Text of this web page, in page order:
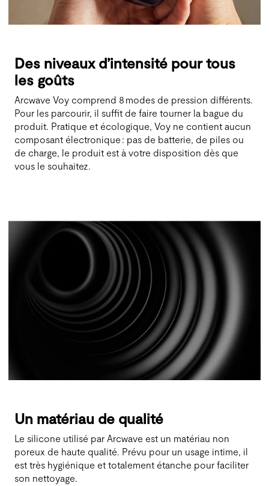
Des niveaux d’intensité pour tous
les goûts
Arcwave Voy comprend 8 modes de pression différents.
Pour les parcourir, il suffit de faire tourner la bague du
produit. Pratique et écologique, Voy ne contient aucun
composant électronique : pas de batterie, de piles ou
de charge, le produit est à votre disposition dès que
vous le souhaitez.
Un matériau de qualité
Le silicone utilisé par Arcwave est un matériau non
poreux de haute qualité. Prévu pour un usage intime, il
est très hygiénique et totalement étanche pour faciliter
son nettoyage.